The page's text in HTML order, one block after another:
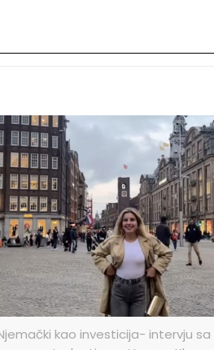
kao investicija- intervju sa